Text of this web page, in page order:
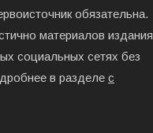
обязательна.
материалов издания
социальных сетях без
в разделе с